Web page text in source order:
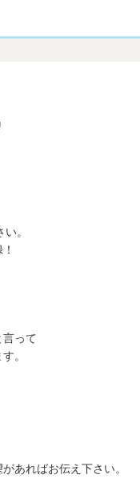
。
言って
。
あればお伝え下さい。